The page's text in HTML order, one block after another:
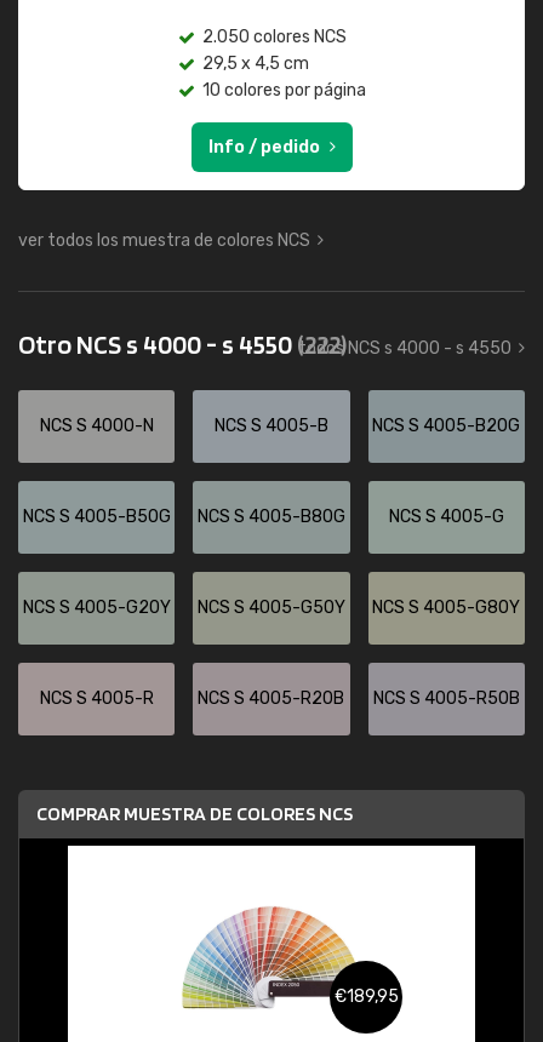
2.050 colores NCS
29,5 x 4,5 cm
10 colores por página
Info / pedido
ver todos los muestra de colores NCS
Otro NCS s 4000 - s 4550(222)
todos NCS s 4000 - s 4550
NCS S 4000-N NCS S 4005-B NCS S 4005-B20G
NCS S 4005-B50G NCS S 4005-B80G NCS S 4005-G
NCS S 4005-G20Y NCS S 4005-G50Y NCS S 4005-G80Y
NCS S 4005-R NCS S 4005-R20B NCS S 4005-R50B
COMPRAR MUESTRA DE COLORES NCS
€189,95